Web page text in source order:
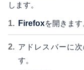
します。
Firefoxを開きます
アドレスバーに
す。